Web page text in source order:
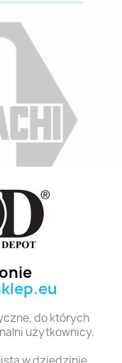
do których
użytkownicy.
kategorii